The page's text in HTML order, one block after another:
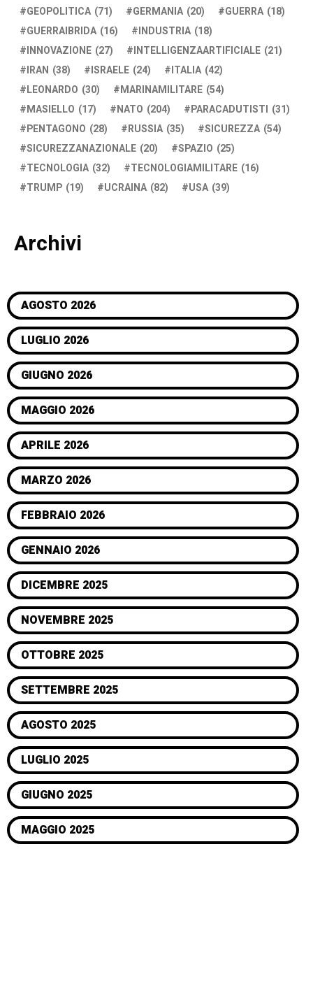
GEOPOLITICA (71) GERMANIA (20) GUERRA (18)
GUERRAIBRIDA (16) INDUSTRIA (18)
INNOVAZIONE (27) INTELLIGENZAARTIFICIALE (21)
IRAN (38) ISRAELE (24) ITALIA (42)
LEONARDO (30) MARINAMILITARE (54)
MASIELLO (17) NATO (204) PARACADUTISTI (31)
PENTAGONO (28) RUSSIA (35) SICUREZZA (54)
SICUREZZANAZIONALE (20) SPAZIO (25)
TECNOLOGIA (32) TECNOLOGIAMILITARE (16)
TRUMP (19) UCRAINA (82) USA (39)
Archivi
AGOSTO 2026
LUGLIO 2026
GIUGNO 2026
MAGGIO 2026
APRILE 2026
MARZO 2026
FEBBRAIO 2026
GENNAIO 2026
DICEMBRE 2025
NOVEMBRE 2025
OTTOBRE 2025
SETTEMBRE 2025
AGOSTO 2025
LUGLIO 2025
GIUGNO 2025
MAGGIO 2025